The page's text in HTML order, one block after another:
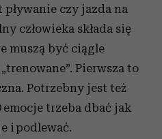
czy jazda na
człowieka składa się
muszą być ciągle
Pierwsza to
Potrzebny jest też
trzeba dbać jak
i podlewać.